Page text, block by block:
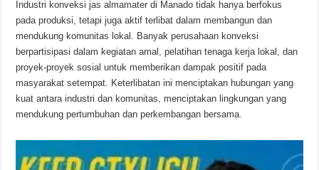
Industri konveksi jas almamater di Manado tidak hanya berfokus
pada produksi, tetapi juga aktif terlibat dalam membangun dan
mendukung komunitas lokal. Banyak perusahaan konveksi
berpartisipasi dalam kegiatan amal, pelatihan tenaga kerja lokal, dan
proyek-proyek sosial untuk memberikan dampak positif pada
masyarakat setempat. Keterlibatan ini menciptakan hubungan yang
kuat antara industri dan komunitas, menciptakan lingkungan yang
mendukung pertumbuhan dan perkembangan bersama.